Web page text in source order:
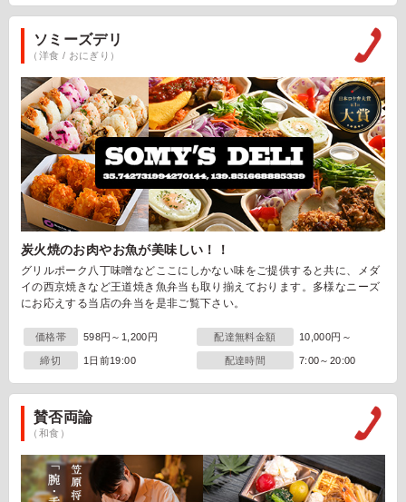
ソミーズデリ
（洋食 / おにぎり）
炭火焼のお肉やお魚が美味しい！！
グリルポーク八丁味噌などここにしかない味をご提供すると共に、メダ
イの西京焼きなど王道焼き魚弁当も取り揃えております。多様なニーズ
にお応えする当店の弁当を是非ご覧下さい。
価格帯 598円～1,200円 配達無料金額 10,000円～
締切 1日前19:00 配達時間 7:00～20:00
賛否両論
（和食）